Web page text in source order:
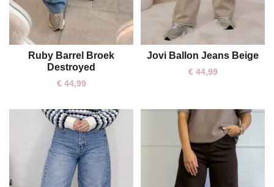
XS S M L
Ruby Barrel Broek
Destroyed
€44,99
L XL
Jovi Ballon Jeans Beige
€44,99